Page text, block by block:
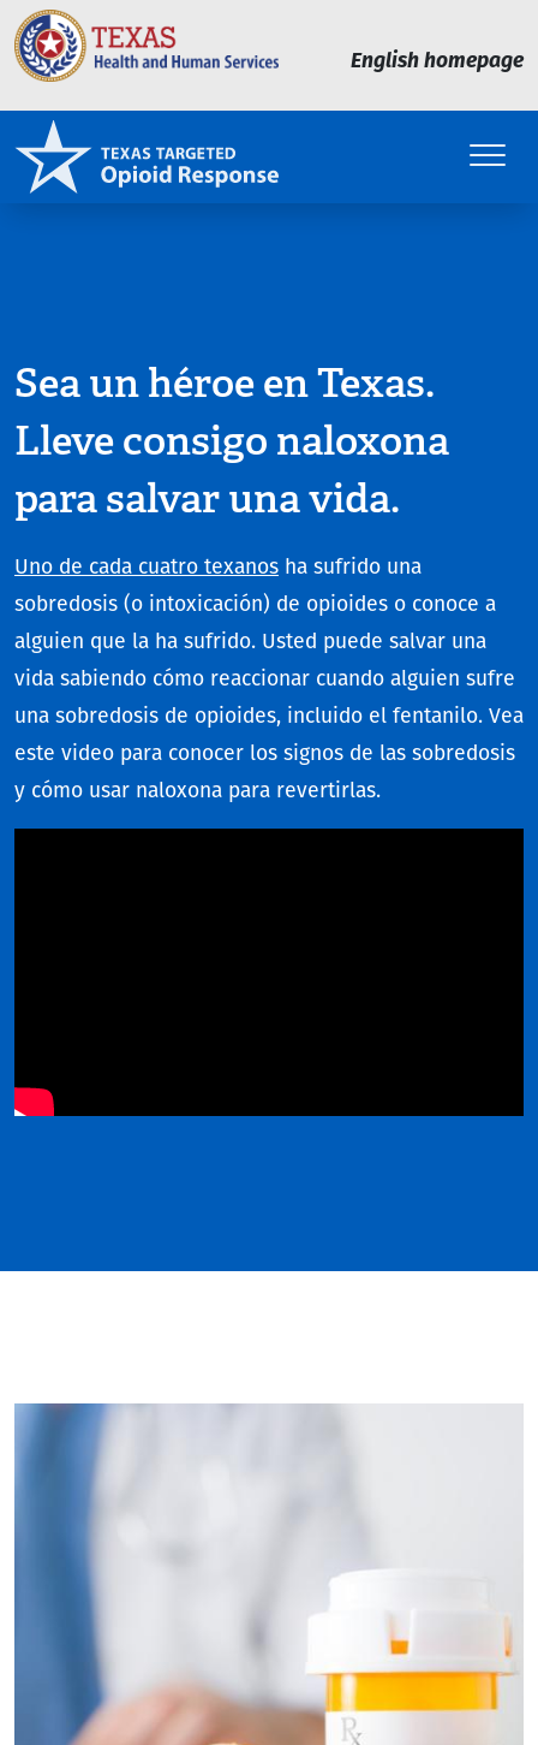
English homepage
Sea un héroe en Texas.
Lleve consigo naloxona
para salvar una vida.
Uno de cada cuatro texanos ha sufrido una
sobredosis (o intoxicación) de opioides o conoce a
alguien que la ha sufrido. Usted puede salvar una
vida sabiendo cómo reaccionar cuando alguien sufre
una sobredosis de opioides, incluido el fentanilo. Vea
este video para conocer los signos de las sobredosis
y cómo usar naloxona para revertirlas.